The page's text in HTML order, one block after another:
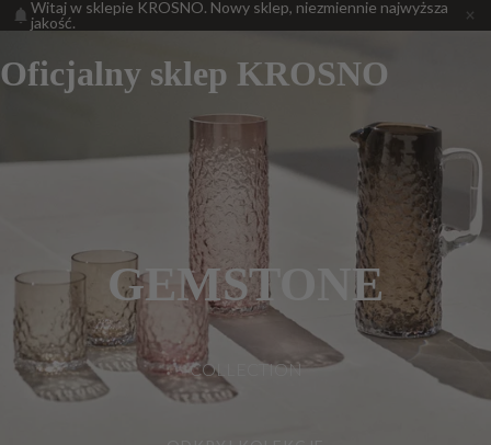
Witaj w sklepie KROSNO. Nowy sklep, niezmiennie najwyższa
jakość.
Oficjalny sklep KROSNO
GEMSTONE
COLLECTION